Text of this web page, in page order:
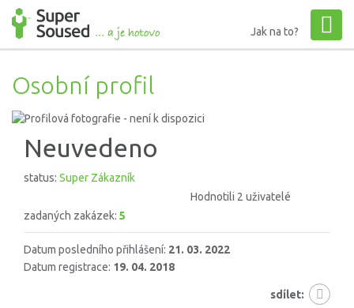
Jak na to?
Osobní profil
Neuvedeno
status: Super Zákazník
Hodnotili 2 uživatelé
zadaných zakázek: 5
Datum posledního přihlášení: 21. 03. 2022
Datum registrace: 19. 04. 2018
sdílet: